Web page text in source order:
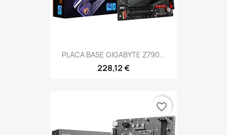
PLACA BASE GIGABYTE Z790...
228,12 €
favorite_border